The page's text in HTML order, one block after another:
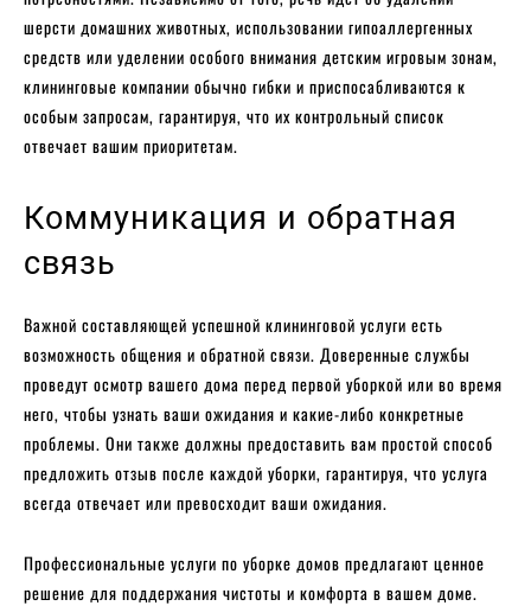
шерсти домашних животных, использовании гипоаллергенных
средств или уделении особого внимания детским игровым зонам,
клининговые компании обычно гибки и приспосабливаются к
особым запросам, гарантируя, что их контрольный список
отвечает вашим приоритетам.
Коммуникация и обратная
связь
Важной составляющей успешной клининговой услуги есть
возможность общения и обратной связи. Доверенные службы
проведут осмотр вашего дома перед первой уборкой или во время
него, чтобы узнать ваши ожидания и какие-либо конкретные
проблемы. Они также должны предоставить вам простой способ
предложить отзыв после каждой уборки, гарантируя, что услуга
всегда отвечает или превосходит ваши ожидания.
Профессиональные услуги по уборке домов предлагают ценное
решение для поддержания чистоты и комфорта в вашем доме.